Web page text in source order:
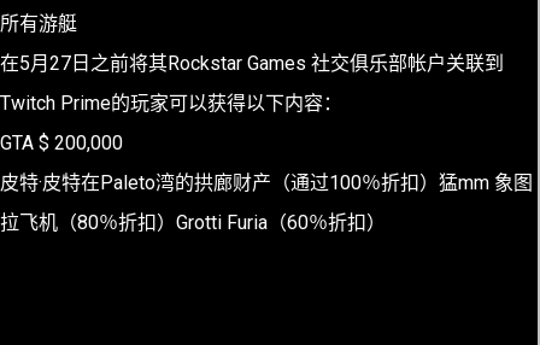
所有游艇
在5月27日之前将其Rockstar Games 社交俱乐部帐户关联到
Twitch Prime的玩家可以获得以下内容：
GTA $ 200,000
皮特·皮特在Paleto湾的拱廊财产（通过100％折扣）猛mm 象图
拉飞机（80％折扣）Grotti Furia（60％折扣）